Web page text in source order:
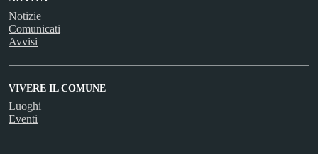
Notizie
Comunicati
Avvisi
VIVERE IL COMUNE
Luoghi
Eventi